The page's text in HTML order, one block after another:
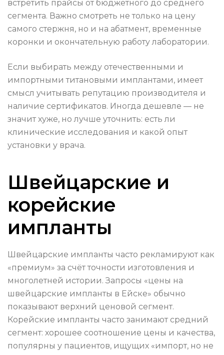
встретить прайсы от бюджетного до среднего
сегмента. Важно смотреть не только на цену
самого стержня, но и на абатмент, временные
коронки и окончательную работу лаборатории.
Если выбирать между отечественными и
импортными титановыми имплантами, имеет
смысл учитывать репутацию производителя и
наличие сертификатов. Иногда дешевле — не
значит хуже, но лучше уточнить: есть ли
клинические исследования и какой опыт
установки у врача.
Швейцарские и
корейские
импланты
Швейцарские импланты часто рекламируют как
«премиум» за счёт точности изготовления и
многолетней истории. Запросы «цены на
швейцарские импланты в Ейске» обычно
показывают верхний ценовой сегмент.
Корейские импланты часто занимают средний
сегмент: хорошее соотношение цены и качества,
популярны у пациентов, ищущих «импорт, но не